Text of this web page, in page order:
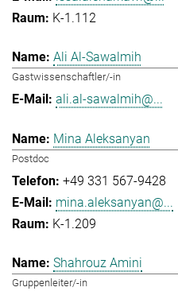
K-1.112
Ali Al-Sawalmih
Gastwissenschaftler/-in
ali.al-sawalmih@...
Mina Aleksanyan
Postdoc
+49 331 567-9428
mina.aleksanyan@...
K-1.209
Shahrouz Amini
Gruppenleiter/-in